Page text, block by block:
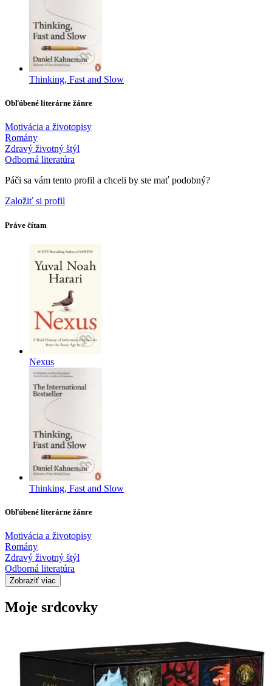
Thinking, Fast and Slow
Obľúbené literárne žánre
Motivácia a životopisy
Romány
Zdravý životný štýl
Odborná literatúra
Páči sa vám tento profil a chceli by ste mať podobný?
Založiť si profil
Práve čítam
Nexus
Thinking, Fast and Slow
Obľúbené literárne žánre
Motivácia a životopisy
Romány
Zdravý životný štýl
Odborná literatúra
Zobraziť viac
Moje srdcovky